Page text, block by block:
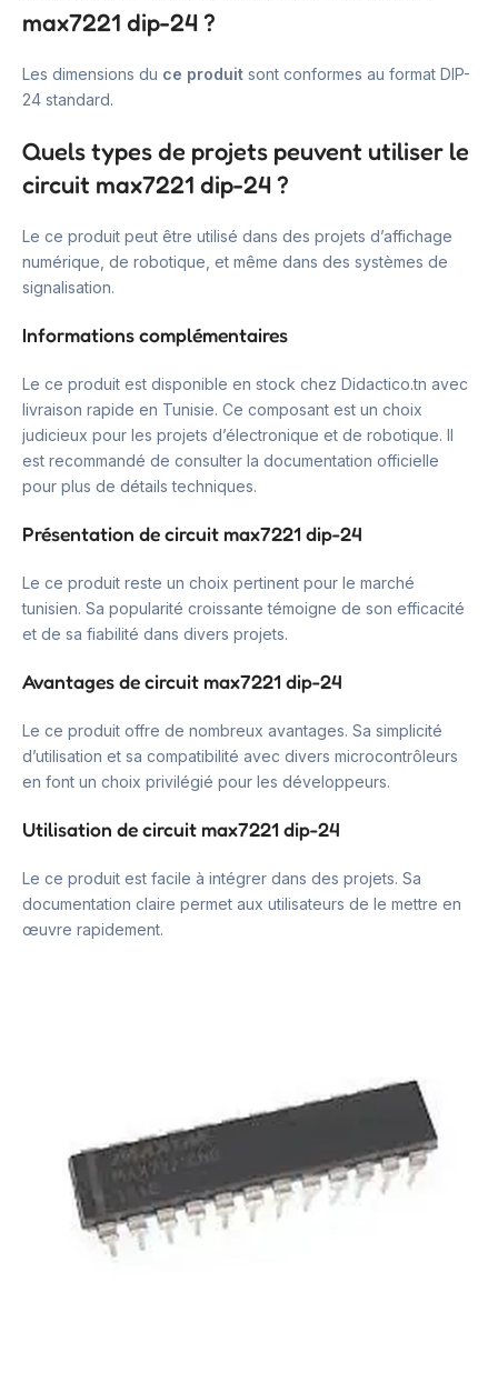
max7221 dip-24 ?
Les dimensions du ce produit sont conformes au format DIP-
24 standard.
Quels types de projets peuvent utiliser le
circuit max7221 dip-24 ?
Le ce produit peut être utilisé dans des projets d’affichage
numérique, de robotique, et même dans des systèmes de
signalisation.
Informations complémentaires
Le ce produit est disponible en stock chez Didactico.tn avec
livraison rapide en Tunisie. Ce composant est un choix
judicieux pour les projets d’électronique et de robotique. Il
est recommandé de consulter la documentation officielle
pour plus de détails techniques.
Présentation de circuit max7221 dip-24
Le ce produit reste un choix pertinent pour le marché
tunisien. Sa popularité croissante témoigne de son efficacité
et de sa fiabilité dans divers projets.
Avantages de circuit max7221 dip-24
Le ce produit offre de nombreux avantages. Sa simplicité
d’utilisation et sa compatibilité avec divers microcontrôleurs
en font un choix privilégié pour les développeurs.
Utilisation de circuit max7221 dip-24
Le ce produit est facile à intégrer dans des projets. Sa
documentation claire permet aux utilisateurs de le mettre en
œuvre rapidement.